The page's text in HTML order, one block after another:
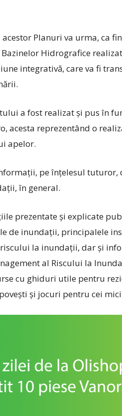
Planuri va urma, ca
Hidrografice
integrativă, care va fi
a fost realizat și pus în
acesta reprezentând o
apelor.
pe înțelesul
în general.
prezentate și explicate
de inundații, principalele
la inundații, dar și
al Riscului la
cu ghiduri utile pentru
și jocuri pentru cei